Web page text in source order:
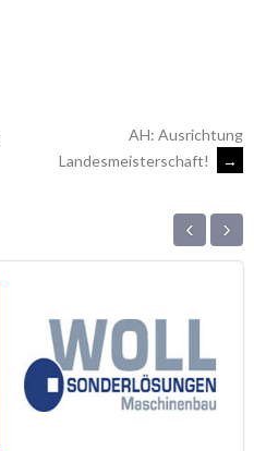
AH: Ausrichtung
Landesmeisterschaft!
→
‹ ›